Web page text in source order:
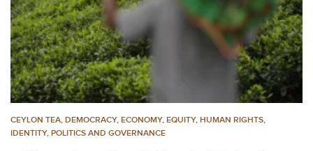
CEYLON TEA, DEMOCRACY, ECONOMY, EQUITY, HUMAN RIGHTS,
IDENTITY, POLITICS AND GOVERNANCE